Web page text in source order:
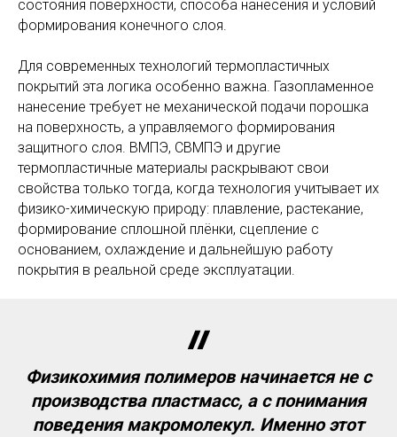
состояния поверхности, способа нанесения и условий
формирования конечного слоя.
Для современных технологий термопластичных
покрытий эта логика особенно важна. Газопламенное
нанесение требует не механической подачи порошка
на поверхность, а управляемого формирования
защитного слоя. ВМПЭ, СВМПЭ и другие
термопластичные материалы раскрывают свои
свойства только тогда, когда технология учитывает их
физико-химическую природу: плавление, растекание,
формирование сплошной плёнки, сцепление с
основанием, охлаждение и дальнейшую работу
покрытия в реальной среде эксплуатации.
Физикохимия полимеров начинается не с
производства пластмасс, а с понимания
поведения макромолекул. Именно этот